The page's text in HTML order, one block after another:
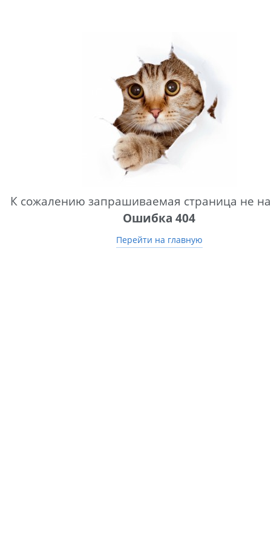
К сожалению запрашиваемая страница не
Ошибка 404
Перейти на главную